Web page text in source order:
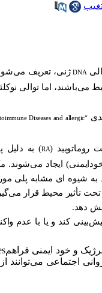
DNA ژنی، تعریف
اما توالی
Diseases and allergic
روماتویید (RA) به دلیل
ایجاد می‌شوند.
به شیوه ای مشابه پلی
تحت تأثیر محیط قرار
دهد.
کند و یا با عدم
و خود ایمنی فراهم
اجتماعی می‌توانند